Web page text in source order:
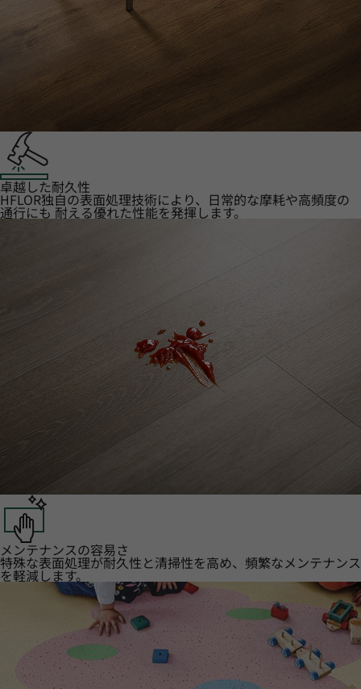
卓越した耐久性
HFLOR独自の表面処理技術により、日常的な摩耗や高頻度の
通行にも 耐える優れた性能を発揮します。
メンテナンスの容易さ
特殊な表面処理が耐久性と清掃性を高め、頻繁なメンテナンス
を軽減します。